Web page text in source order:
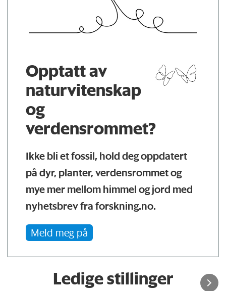
Opptatt av
naturvitenskap
og
verdensrommet?
Ikke bli et fossil, hold deg oppdatert
på dyr, planter, verdensrommet og
mye mer mellom himmel og jord med
nyhetsbrev fra forskning.no.
Meld meg på
Ledige stillinger